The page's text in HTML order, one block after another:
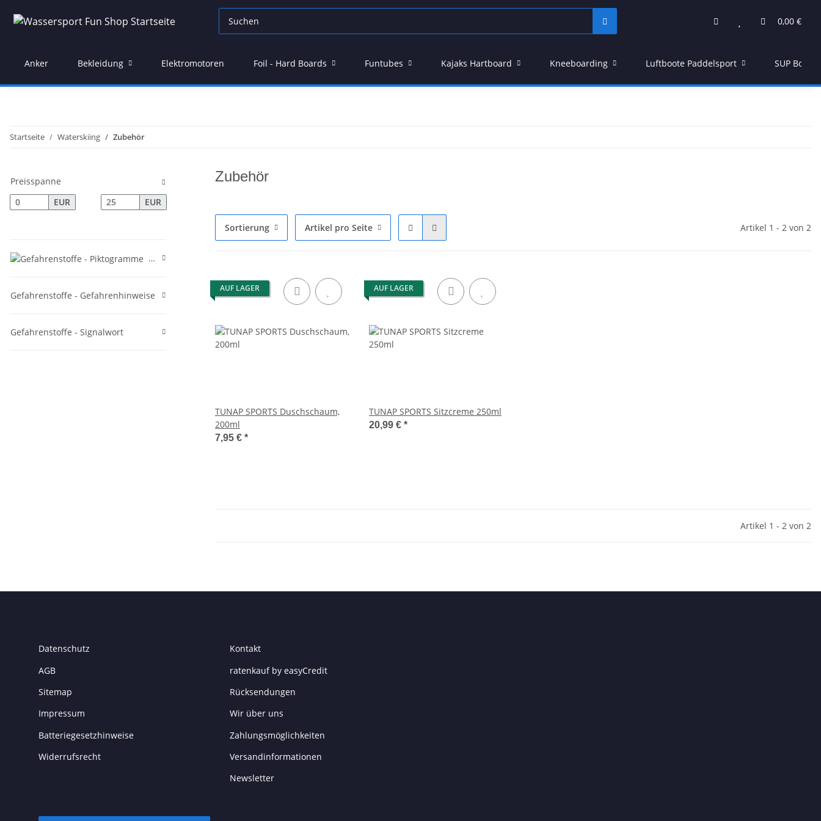
0,00 €
Anker Bekleidung Elektromotoren Foil - Hard Boards Funtubes Kajaks Hartboard Kneeboarding Luftboote Paddelsport SUP Board
Startseite Waterskiing Zubehör
Zubehör
Sortierung Artikel pro Seite Artikel 1 - 2 von 2
AUF LAGER
TUNAP SPORTS Duschschaum,
200ml
7,95 € *
AUF LAGER
TUNAP SPORTS Sitzcreme 250ml
20,99 € *
Artikel 1 - 2 von 2
Preisspanne
EUR
EUR
Gefahrenstoffe - Piktogramme
Gefahrenstoffe - Gefahrenhinweise
Gefahrenstoffe - Signalwort
Datenschutz
AGB
Sitemap
Impressum
Batteriegesetzhinweise
Widerrufsrecht
Kontakt
ratenkauf by easyCredit
Rücksendungen
Wir über uns
Zahlungsmöglichkeiten
Versandinformationen
Newsletter